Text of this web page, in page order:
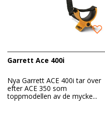
Garrett Ace 400i
Nya Garrett ACE 400i tar över
efter ACE 350 som
toppmodellen av de mycke...